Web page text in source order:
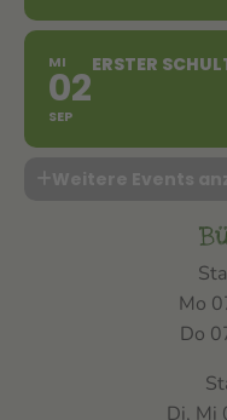
MI
02
SEP
ERSTER
Mo
Do
Di, Mi